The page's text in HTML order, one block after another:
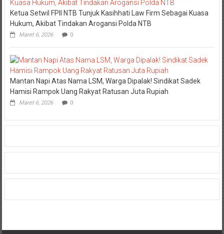
Ketua Setwil FPII NTB Tunjuk Kasihhati Law Firm Sebagai Kuasa
Hukum, Akibat Tindakan Arogansi Polda NTB
Maret 6, 2026 0
Mantan Napi Atas Nama LSM, Warga Dipalak! Sindikat Sadek
Hamisi Rampok Uang Rakyat Ratusan Juta Rupiah
Maret 6, 2026 0